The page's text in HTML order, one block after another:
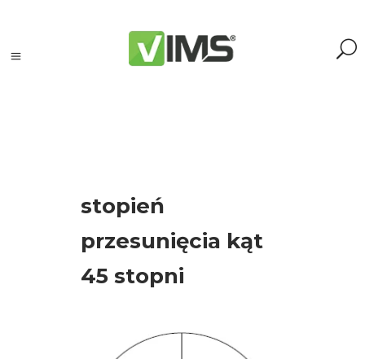
stopień
przesunięcia kąt
45 stopni
Kategorie